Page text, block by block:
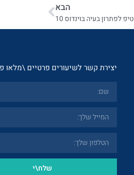
הבא
טיפ לפתרון בעיה בוינדוס 10
יצירת קשר לשיעורים פרטיים \מלאו
שלח\י